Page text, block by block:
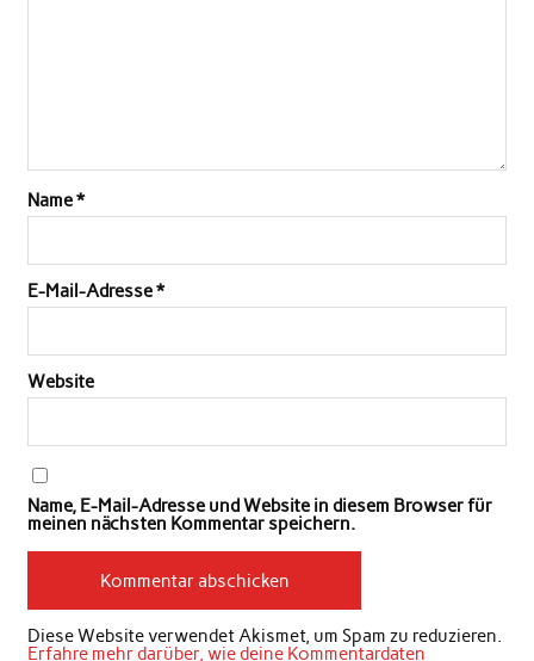
Name*
E-Mail-Adresse*
Website
Name, E-Mail-Adresse und Website in diesem Browser für
meinen nächsten Kommentar speichern.
Diese Website verwendet Akismet, um Spam zu reduzieren.
Erfahre mehr darüber, wie deine Kommentardaten